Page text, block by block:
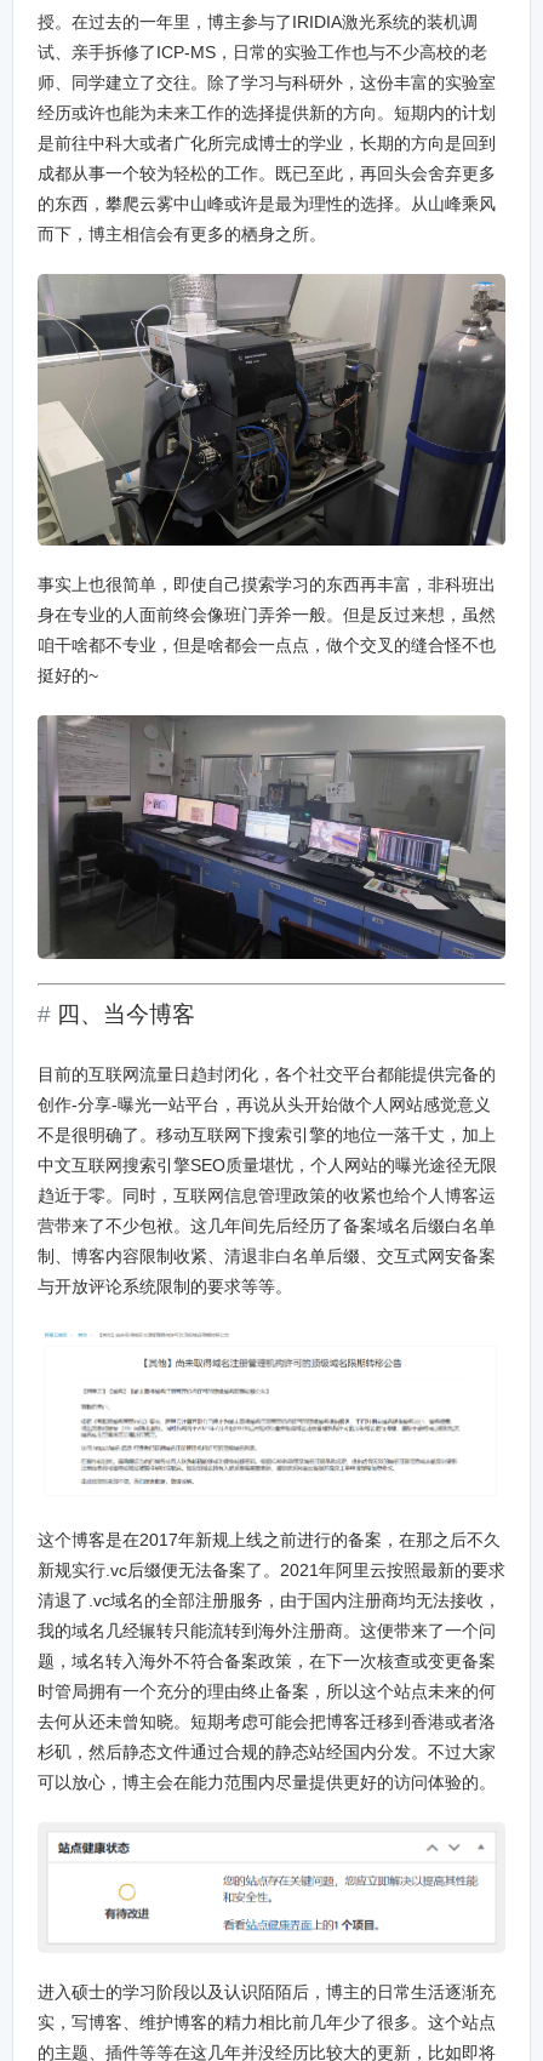
授。在过去的一年里，博主参与了IRIDIA激光系统的装机调
试、亲手拆修了ICP-MS，日常的实验工作也与不少高校的老
师、同学建立了交往。除了学习与科研外，这份丰富的实验室
经历或许也能为未来工作的选择提供新的方向。短期内的计划
是前往中科大或者广化所完成博士的学业，长期的方向是回到
成都从事一个较为轻松的工作。既已至此，再回头会舍弃更多
的东西，攀爬云雾中山峰或许是最为理性的选择。从山峰乘风
而下，博主相信会有更多的栖身之所。
事实上也很简单，即使自己摸索学习的东西再丰富，非科班出
身在专业的人面前终会像班门弄斧一般。但是反过来想，虽然
咱干啥都不专业，但是啥都会一点点，做个交叉的缝合怪不也
挺好的~
四、当今博客
目前的互联网流量日趋封闭化，各个社交平台都能提供完备的
创作-分享-曝光一站平台，再说从头开始做个人网站感觉意义
不是很明确了。移动互联网下搜索引擎的地位一落千丈，加上
中文互联网搜索引擎SEO质量堪忧，个人网站的曝光途径无限
趋近于零。同时，互联网信息管理政策的收紧也给个人博客运
营带来了不少包袱。这几年间先后经历了备案域名后缀白名单
制、博客内容限制收紧、清退非白名单后缀、交互式网安备案
与开放评论系统限制的要求等等。
这个博客是在2017年新规上线之前进行的备案，在那之后不久
新规实行.vc后缀便无法备案了。2021年阿里云按照最新的要求
清退了.vc域名的全部注册服务，由于国内注册商均无法接收，
我的域名几经辗转只能流转到海外注册商。这便带来了一个问
题，域名转入海外不符合备案政策，在下一次核查或变更备案
时管局拥有一个充分的理由终止备案，所以这个站点未来的何
去何从还未曾知晓。短期考虑可能会把博客迁移到香港或者洛
杉矶，然后静态文件通过合规的静态站经国内分发。不过大家
可以放心，博主会在能力范围内尽量提供更好的访问体验的。
进入硕士的学习阶段以及认识陌陌后，博主的日常生活逐渐充
实，写博客、维护博客的精力相比前几年少了很多。这个站点
的主题、插件等等在这几年并没经历比较大的更新，比如即将